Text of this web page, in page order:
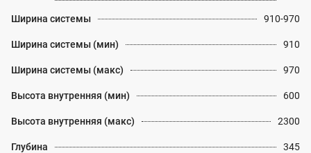
Ширина системы 910-970
Ширина системы (мин) 910
Ширина системы (макс) 970
Высота внутренняя (мин) 600
Высота внутренняя (макс) 2300
Глубина 345